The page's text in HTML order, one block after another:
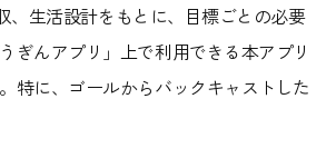
、生活設計をもとに、目標ごとの必要
ぎんアプリ」上で利用できる本アプリ
特に、ゴールからバックキャストした